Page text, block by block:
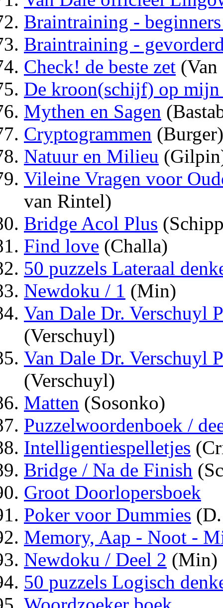
Braintraining -
Braintraining -
Check! de beste zet (Van
De kroon(schijf) op
Mythen en Sagen
Cryptogrammen (Burger)
Natuur en Milieu
Vileine Vragen voor
van Rintel)
Bridge Acol Plus
Find love (Challa)
50 puzzels Lateraal
Newdoku / 1 (Min)
Van Dale Dr. Verschuyl
(Verschuyl)
Van Dale Dr. Verschuyl
(Verschuyl)
Matten (Sosonko)
Puzzelwoordenboek /
Intelligentiespelletjes
Bridge / Na de Finish
Groot Doorlopersboek
Poker voor Dummies
Memory, Aap - Noot -
Newdoku / Deel 2 (Min)
50 puzzels Logisch